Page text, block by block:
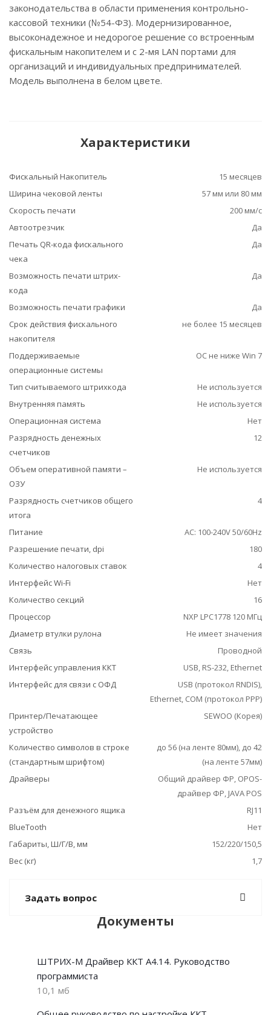
законодательства в области применения контрольно-
кассовой техники (№54-ФЗ). Модернизированное,
высоконадежное и недорогое решение со встроенным
фискальным накопителем и с 2-мя LAN портами для
организаций и индивидуальных предпринимателей.
Модель выполнена в белом цвете.
Характеристики
Фискальный Накопитель
15 месяцев
Ширина чековой ленты
57 мм или 80 мм
Скорость печати
200 мм/с
Автоотрезчик
Да
Печать QR-кода фискального
чека
Да
Возможность печати штрих-
кода
Да
Возможность печати графики
Да
Срок действия фискального
накопителя
не более 15 месяцев
Поддерживаемые
операционные системы
ОС не ниже Win 7
Тип считываемого штрихкода
Не используется
Внутренняя память
Не используется
Операционная система
Нет
Разрядность денежных
счетчиков
12
Объем оперативной памяти –
ОЗУ
Не используется
Разрядность счетчиков общего
итога
4
Питание
AC: 100-240V 50/60Hz
Разрешение печати, dpi
180
Количество налоговых ставок
4
Интерфейс Wi-Fi
Нет
Количество секций
16
Процессор
NXP LPC1778 120 МГц
Диаметр втулки рулона
Не имеет значения
Связь
Проводной
Интерфейс управления ККТ
USB, RS-232, Ethernet
Интерфейс для связи с ОФД
USB (протокол RNDIS),
Ethernet, COM (протокол РРР)
Принтер/Печатающее
устройство
SEWOO (Корея)
Количество символов в строке
(стандартным шрифтом)
до 56 (на ленте 80мм), до 42
(на ленте 57мм)
Драйверы
Общий драйвер ФР, ОРОS-
драйвер ФР, JAVA POS
Разъём для денежного ящика
RJ11
BlueTooth
Нет
Габариты, Ш/Г/В, мм
152/220/150,5
Вес (кг)
1,7
Задать вопрос
Документы
ШТРИХ-М Драйвер ККТ А4.14. Руководство
программиста
10,1 мб